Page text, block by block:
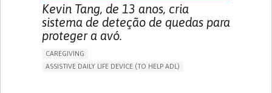
Kevin Tang, de 13 anos, cria
sistema de deteção de quedas para
proteger a avó.
CAREGIVING
ASSISTIVE DAILY LIFE DEVICE (TO HELP ADL)